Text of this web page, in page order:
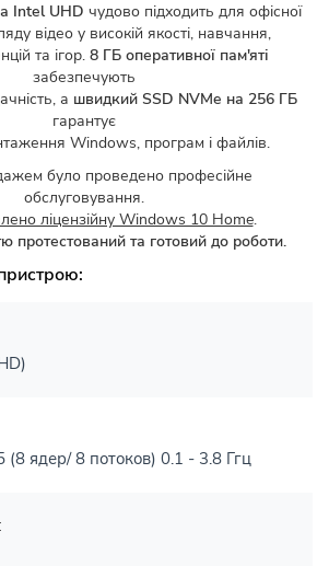
Intel UHD чудово підходить для офісної
відео у високій якості, навчання,
та ігор. 8 ГБ оперативної пам'яті
забезпечують
а швидкий SSD NVMe на 256 ГБ
гарантує
Windows, програм і файлів.
було проведено професійне
обслуговування.
ліцензійну Windows 10 Home.
протестований та готовий до роботи.
(8 ядер/ 8 потоков) 0.1 - 3.8 Ггц